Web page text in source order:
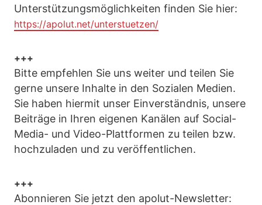
Unterstützungsmöglichkeiten finden Sie hier:
https://apolut.net/unterstuetzen/
+++
Bitte empfehlen Sie uns weiter und teilen Sie
gerne unsere Inhalte in den Sozialen Medien.
Sie haben hiermit unser Einverständnis, unsere
Beiträge in Ihren eigenen Kanälen auf Social-
Media- und Video-Plattformen zu teilen bzw.
hochzuladen und zu veröffentlichen.
+++
Abonnieren Sie jetzt den apolut-Newsletter: